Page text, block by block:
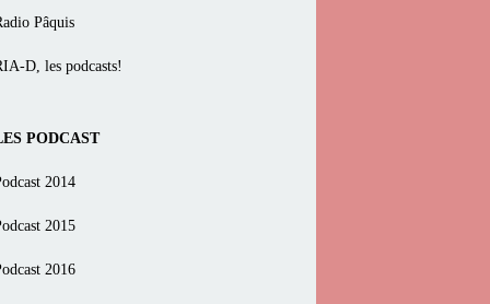
Pâquis
D, les podcasts!
PODCAST
2014
2015
2016